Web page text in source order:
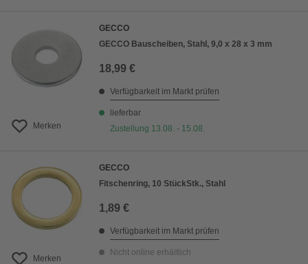
Merken
GECCO
GECCO Bauscheiben, Stahl, 9,0 x 28 x 3 mm
18,99 €
Verfügbarkeit im Markt prüfen
lieferbar
Zustellung 13.08. - 15.08.
Merken
GECCO
Fitschenring, 10 StückStk., Stahl
1,89 €
Verfügbarkeit im Markt prüfen
Nicht online erhältlich